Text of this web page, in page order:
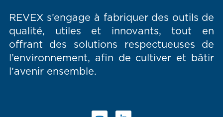
REVEX s’engage à fabriquer des outils de
qualité, utiles et innovants, tout en
offrant des solutions respectueuses de
l’environnement, afin de cultiver et bâtir
l’avenir ensemble.